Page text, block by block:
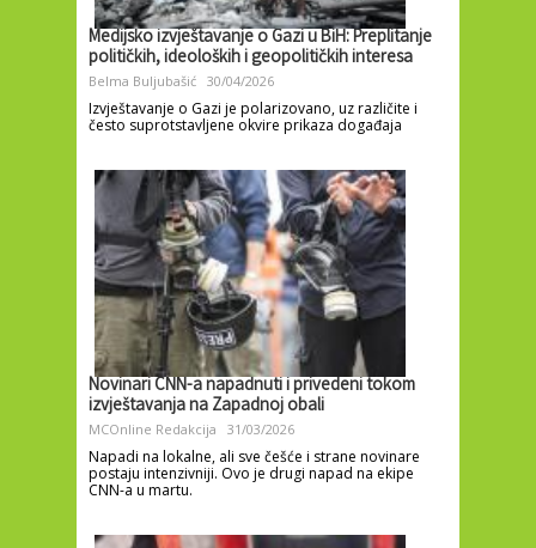
Medijsko izvještavanje o Gazi u BiH: Preplitanje
političkih, ideoloških i geopolitičkih interesa
Belma Buljubašić 30/04/2026
Izvještavanje o Gazi je polarizovano, uz različite i
često suprotstavljene okvire prikaza događaja
Novinari CNN-a napadnuti i privedeni tokom
izvještavanja na Zapadnoj obali
MCOnline Redakcija 31/03/2026
Napadi na lokalne, ali sve češće i strane novinare
postaju intenzivniji. Ovo je drugi napad na ekipe
CNN-a u martu.